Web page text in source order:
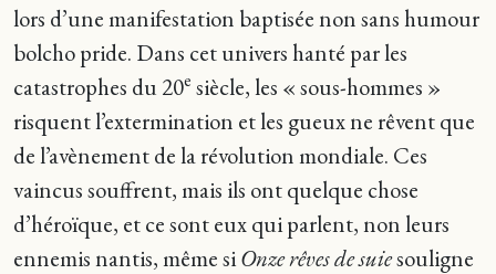
lors d’une manifestation baptisée non sans humour
bolcho pride. Dans cet univers hanté par les
catastrophes du 20e siècle, les « sous-hommes »
risquent l’extermination et les gueux ne rêvent que
de l’avènement de la révolution mondiale. Ces
vaincus souffrent, mais ils ont quelque chose
d’héroïque, et ce sont eux qui parlent, non leurs
ennemis nantis, même siOnze rêves de suiesouligne